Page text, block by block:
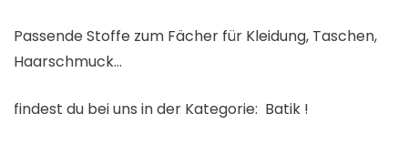
Passende Stoffe zum Fächer für Kleidung, Taschen,
Haarschmuck…
findest du bei uns in der Kategorie: Batik !